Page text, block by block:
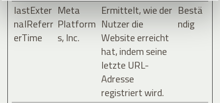
lastExter
nalReferr
erTime
Meta
Platform
s, Inc.
Ermittelt, wie der
Nutzer die
Website erreicht
hat, indem seine
letzte URL-
Adresse
registriert wird.
Bestä
ndig